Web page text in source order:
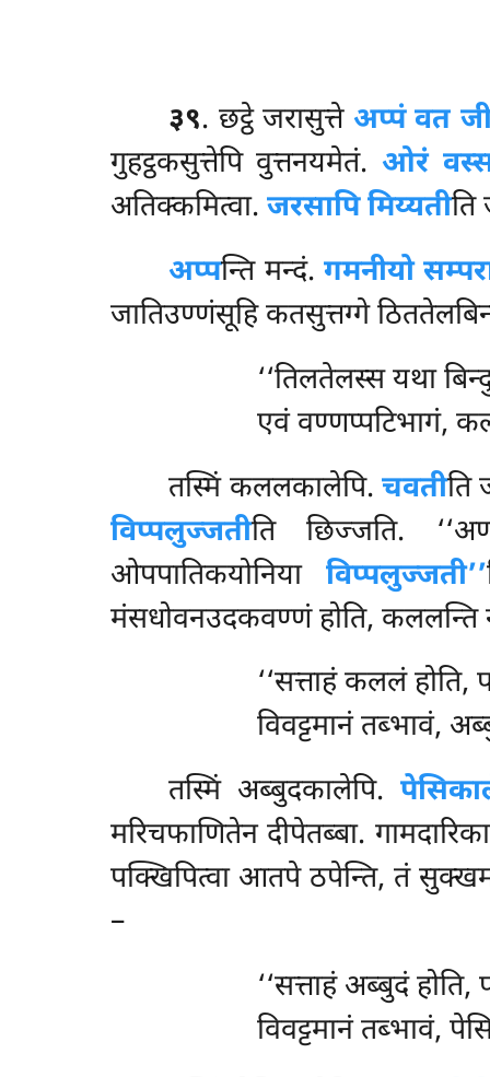
३९. छट्ठेजरासुत्ते अप्पं वत
गुहट्ठकसुत्तेपि वुत्तनयमेतं. ओरं
अतिक्कमित्वा. जरसापि मिय्यतीति
अप्पन्ति मन्दं. गमनीयो
जातिउण्णंसूहि कतसुत्तग्गे
‘‘तिलतेलस्स यथा
एवं वण्णप्पटिभागं,
तस्मिं कललकालेपि. चवतीति
विप्पलुज्जतीति छिज्जति.
ओपपातिकयोनियाविप्पलुज्जती’’
मंसधोवनउदकवण्णं होति, कललन्ति
‘‘सत्ताहंकललं होति,
विवट्टमानं तब्भावं,
तस्मिं अब्बुदकालेपि.
मरिचफाणितेन दीपेतब्बा.
पक्खिपित्वा आतपे ठपेन्ति, तं
–
‘‘सत्ताहं अब्बुदं
विवट्टमानं तब्भावं,